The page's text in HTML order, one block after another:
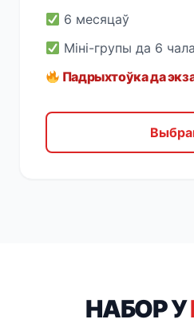
6 месяцаў
Міні-групы да 6
Падрыхтоўка да
НАБОР У